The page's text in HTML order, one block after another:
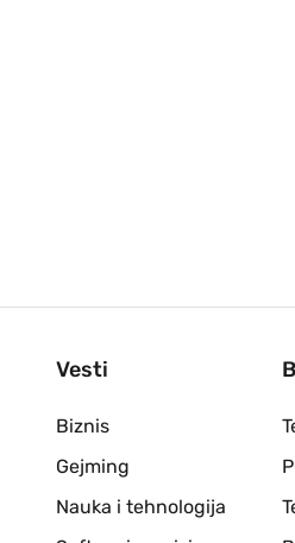
Vesti
Biznis
Gejming
Nauka i tehnologija